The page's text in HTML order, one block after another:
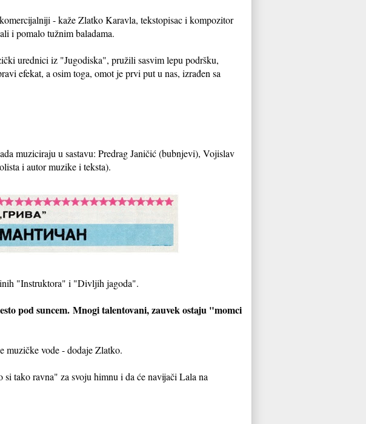
- kaže Zlatko Karavla, tekstopisac i kompozitor
i pomalo tužnim baladama.
urednici iz "Jugodiska", pružili sasvim lepu podršku,
efekat, a osim toga, omot je prvi put u nas, izrađen sa
muziciraju u sastavu: Predrag Janičić (bubnjevi), Vojislav
i autor muzike i teksta).
"Instruktora" i "Divljih jagoda".
pod suncem. Mnogi talentovani, zauvek ostaju "momci
muzičke vode - dodaje Zlatko.
tako ravna" za svoju himnu i da će navijači Lala na